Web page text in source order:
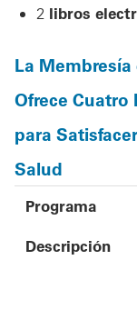
2 libros
La
Ofrece Cuatro
para
Salud
Programa
Descripción
Programa
Descripción